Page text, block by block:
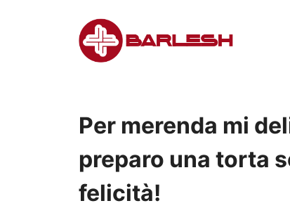
Per merenda mi
preparo una torta
felicità!